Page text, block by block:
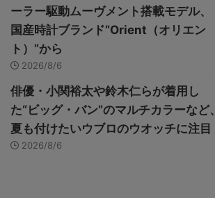
ーラー駆動ムーヴメント搭載モデル、
国産時計ブランド“Orient（オリエン
ト）”から
2026/8/6
俳優・小関裕太や鈴木仁らが着用し
た“ビッグ・バン”のマルチカラーなど、
夏も付けたいウブロのウオッチに注目
2026/8/6